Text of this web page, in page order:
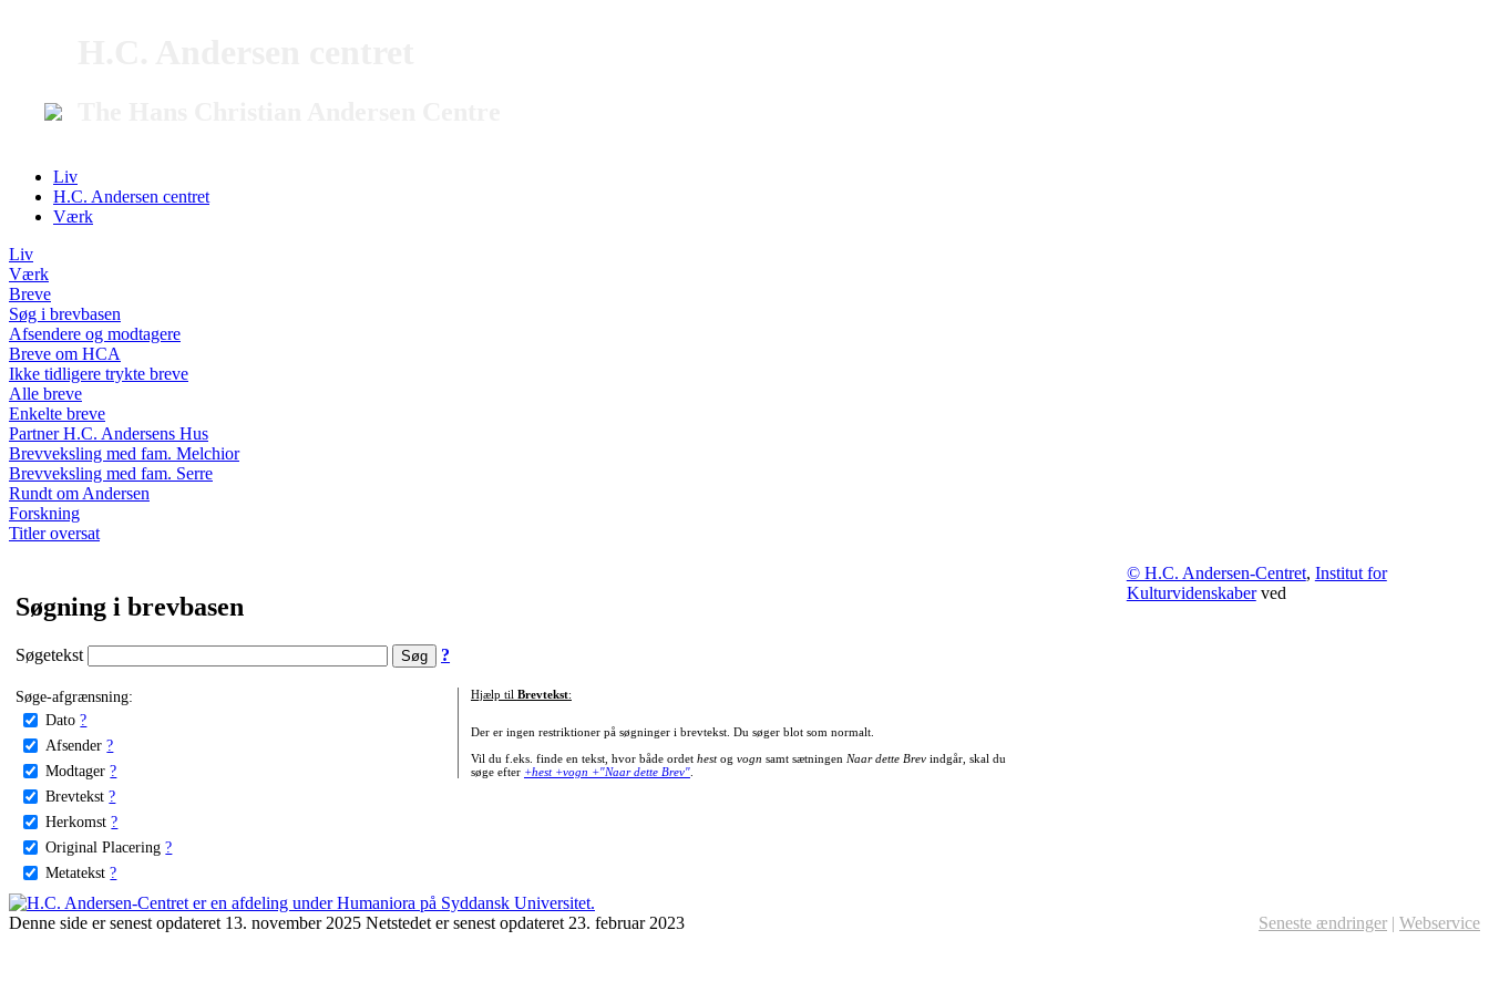
Liv
H.C. Andersen centret
Værk
Liv
Værk
Breve
Søg i brevbasen
Afsendere og modtagere
Breve om HCA
Ikke tidligere trykte breve
Alle breve
Enkelte breve
Partner H.C. Andersens Hus
Brevveksling med fam. Melchior
Brevveksling med fam. Serre
Rundt om Andersen
Forskning
Titler oversat
Søgning i brevbasen
Søgetekst ?
Søge-afgrænsning:
Dato ?
Afsender ?
Modtager ?
Brevtekst ?
Herkomst ?
Original Placering ?
Metatekst ?
Hjælp til Brevtekst:
Der er ingen restriktioner på søgninger i brevtekst. Du søger blot som normalt.
Vil du f.eks. finde en tekst, hvor både ordet hestog vogn samt sætningen Naar dette Brevindgår, skal du
søge efter +hest +vogn +"Naar dette Brev".
© H.C. Andersen-Centret, Institut for
Kulturvidenskaberved
Denne side er senest opdateret 13. november 2025 Netstedet er senest opdateret 23. februar 2023 Seneste ændringer | Webservice